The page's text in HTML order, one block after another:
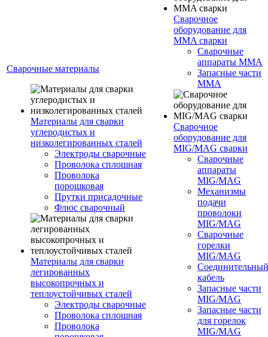
Сварочные материалы
Материалы для сварки
углеродистых и
низколегированных сталей
Электроды сварочные
Проволока сплошная
Проволока
порошковая
Прутки присадочные
Флюс сварочный
Материалы для сварки
легированных
высокопрочных и
теплоустойчивых сталей
Электроды сварочные
Проволока сплошная
Проволока
Сварочное
оборудование для
MMA сварки
Сварочные
аппараты MMA
Запасные части
MMA
Сварочное
оборудование для
MIG/MAG сварки
Сварочные
аппараты
MIG/MAG
Механизмы
подачи
проволоки
MIG/MAG
Сварочные
горелки
MIG/MAG
Соединительный
кабель
Запасные части
MIG/MAG
Запасные части
для горелок
MIG/MAG